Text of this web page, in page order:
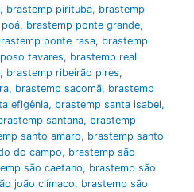
, brastemp pirituba, brastemp
, brastemp ponte grande,
ponte rasa, brastemp
tavares, brastemp real
, brastemp ribeirão pires,
, brastemp sacomã, brastemp
efigênia, brastemp santa isabel,
santana, brastemp
santo amaro, brastemp santo
do campo, brastemp são
são caetano, brastemp são
joão clímaco, brastemp são